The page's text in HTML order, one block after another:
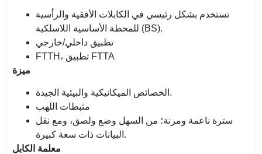
تستخدم بشكل رئيسي في الكابلات الأفقية والرأسية
للمحطة الأساسية اللاسلكية (BS).
تطبيق داخلي/خارجي
FTTH، تطبيق FTTA
ميزة
الخصائص الميكانيكية والبيئية الجيدة.
مثبطات اللهب
سترة ناعمة ومرنة؛ من السهل وضع ولصق، ومع نقل
البيانات ذات سعة كبيرة.
معلمة الكابل